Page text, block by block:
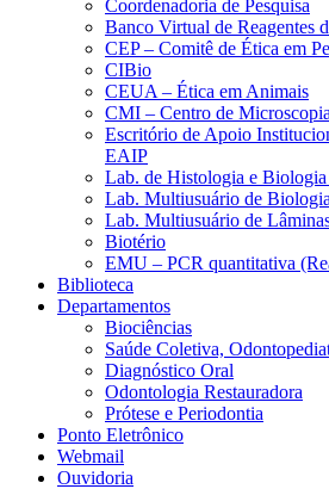
Coordenadoria de Pesquisa
Banco Virtual de Reagentes
CEP – Comitê de Ética em
CIBio
CEUA – Ética em Animais
CMI – Centro de
Escritório de Apoio
EAIP
Lab. de Histologia e
Lab. Multiusuário de
Lab. Multiusuário de
Biotério
EMU – PCR quantitativa
Biblioteca
Departamentos
Biociências
Saúde Coletiva,
Diagnóstico Oral
Odontologia Restauradora
Prótese e Periodontia
Ponto Eletrônico
Webmail
Ouvidoria